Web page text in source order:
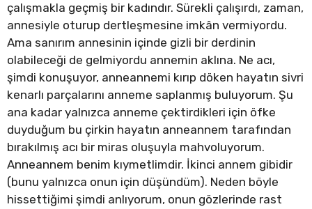
çalışmakla geçmiş bir kadındır. Sürekli çalışırdı, zaman,
annesiyle oturup dertleşmesine imkân vermiyordu.
Ama sanırım annesinin içinde gizli bir derdinin
olabileceği de gelmiyordu annemin aklına. Ne acı,
şimdi konuşuyor, anneannemi kırıp döken hayatın sivri
kenarlı parçalarını anneme saplanmış buluyorum. Şu
ana kadar yalnızca anneme çektirdikleri için öfke
duyduğum bu çirkin hayatın anneannem tarafından
bırakılmış acı bir miras oluşuyla mahvoluyorum.
Anneannem benim kıymetlimdir. İkinci annem gibidir
(bunu yalnızca onun için düşündüm). Neden böyle
hissettiğimi şimdi anlıyorum, onun gözlerinde rast